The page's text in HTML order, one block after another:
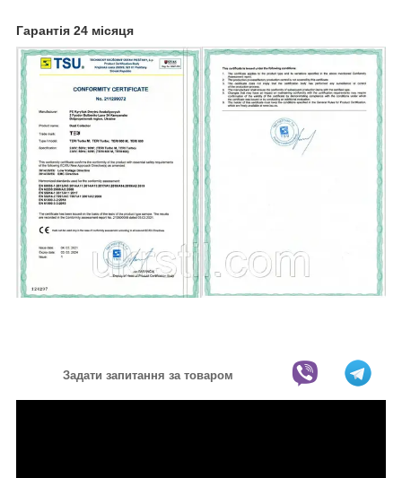
Гарантія 24 місяця
Задати запитання за товаром